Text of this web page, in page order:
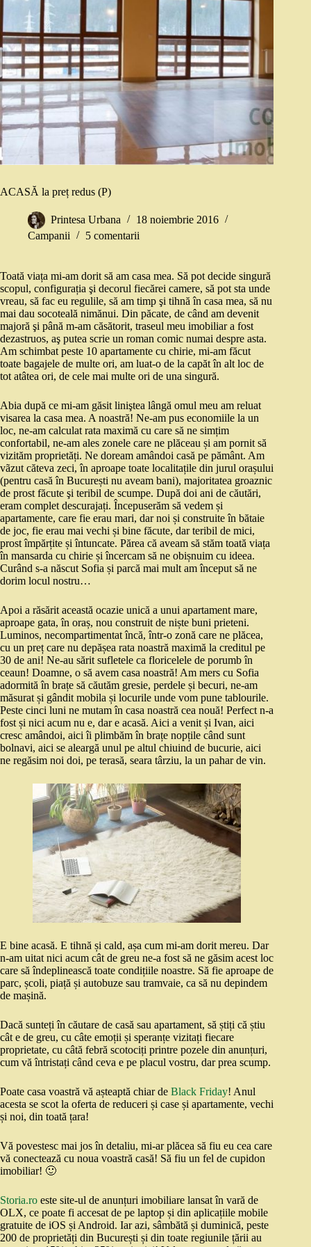
ACASĂ la preț redus (P)
Printesa Urbana
18 noiembrie 2016
Campanii
5 comentarii
Toată viața mi-am dorit să am casa mea. Să pot decide singură
scopul, configurația şi decorul fiecărei camere, să pot sta unde
vreau, să fac eu regulile, să am timp şi tihnă în casa mea, să nu
mai dau socoteală nimănui. Din păcate, de când am devenit
majoră şi până m-am căsătorit, traseul meu imobiliar a fost
dezastruos, aş putea scrie un roman comic numai despre asta.
Am schimbat peste 10 apartamente cu chirie, mi-am făcut
toate bagajele de multe ori, am luat-o de la capăt în alt loc de
tot atâtea ori, de cele mai multe ori de una singură.
Abia după ce mi-am găsit liniştea lângă omul meu am reluat
visarea la casa mea. A noastră! Ne-am pus economiile la un
loc, ne-am calculat rata maximă cu care să ne simțim
confortabil, ne-am ales zonele care ne plăceau și am pornit să
vizităm proprietăți. Ne doream amândoi casă pe pământ. Am
vãzut căteva zeci, în aproape toate localitațile din jurul orașului
(pentru casă în București nu aveam bani), majoritatea groaznic
de prost făcute şi teribil de scumpe. După doi ani de căutări,
eram complet descurajați. Începuserăm să vedem și
apartamente, care fie erau mari, dar noi și construite în bătaie
de joc, fie erau mai vechi și bine făcute, dar teribil de mici,
prost împărțite și întuncate. Părea că aveam să stăm toată viața
în mansarda cu chirie și încercam să ne obișnuim cu ideea.
Curând s-a născut Sofia și parcă mai mult am început să ne
dorim locul nostru…
Apoi a răsărit această ocazie unică a unui apartament mare,
aproape gata, în oraș, nou construit de niște buni prieteni.
Luminos, necompartimentat încă, într-o zonă care ne plăcea,
cu un preț care nu depășea rata noastră maximă la creditul pe
30 de ani! Ne-au sărit sufletele ca floricelele de porumb în
ceaun! Doamne, o să avem casa noastră! Am mers cu Sofia
adormită în brațe să căutăm gresie, perdele și becuri, ne-am
măsurat și gândit mobila și locurile unde vom pune tablourile.
Peste cinci luni ne mutam în casa noastră cea nouă! Perfect n-a
fost și nici acum nu e, dar e acasă. Aici a venit și Ivan, aici
cresc amândoi, aici îi plimbăm în brațe nopțile când sunt
bolnavi, aici se aleargă unul pe altul chiuind de bucurie, aici
ne regăsim noi doi, pe terasă, seara târziu, la un pahar de vin.
E bine acasă. E tihnă și cald, așa cum mi-am dorit mereu. Dar
n-am uitat nici acum cât de greu ne-a fost să ne găsim acest loc
care să îndeplinească toate condițiile noastre. Să fie aproape de
parc, școli, piață și autobuze sau tramvaie, ca să nu depindem
de mașină.
Dacă sunteți în căutare de casă sau apartament, să știți că știu
cât e de greu, cu câte emoții și speranțe vizitați fiecare
proprietate, cu câtă febră scotociți printre pozele din anunțuri,
cum vă întristați când ceva e pe placul vostru, dar prea scump.
Poate casa voastră vă așteaptă chiar de Black Friday! Anul
acesta se scot la oferta de reduceri și case și apartamente, vechi
și noi, din toată țara!
Vă povestesc mai jos în detaliu, mi-ar plăcea să fiu eu cea care
vă conectează cu noua voastră casă! Să fiu un fel de cupidon
imobiliar! 🙂
Storia.ro este site-ul de anunțuri imobiliare lansat în vară de
OLX, ce poate fi accesat de pe laptop și din aplicațiile mobile
gratuite de iOS și Android. Iar azi, sâmbătă și duminică, peste
200 de proprietăți din București și din toate regiunile țării au